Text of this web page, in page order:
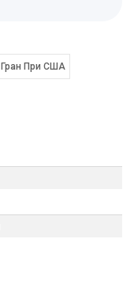
Гран При США